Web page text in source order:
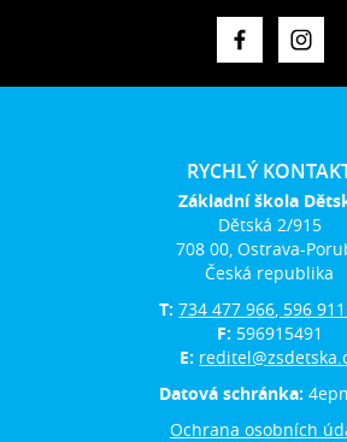
RYCHLÝ
Základní škola
Dětská 2/915
708 00, Ostrava-
Česká republika
T:734 477 966, 596
F: 596915491
E:
Datová schránka:
Ochrana osobních